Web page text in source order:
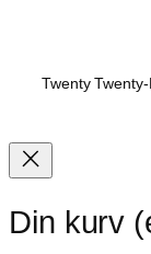
Twenty
Din kurv